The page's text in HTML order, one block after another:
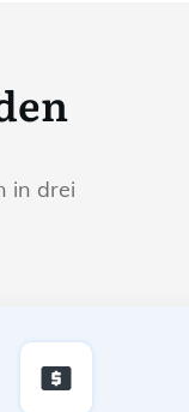
in drei